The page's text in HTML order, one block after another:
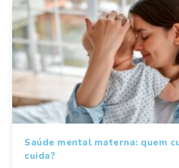
Saúde mental materna: quem
cuida?